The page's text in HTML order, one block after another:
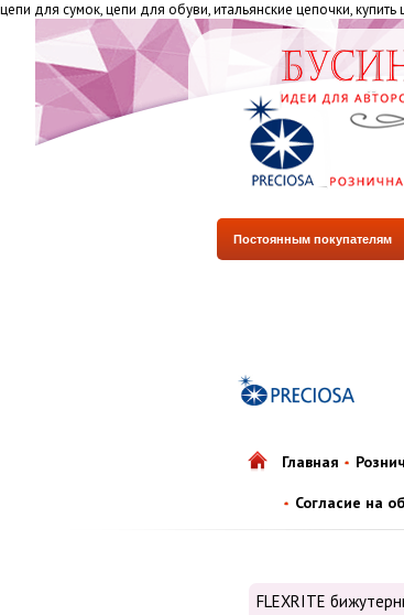
цепи для сумок, цепи для обуви, итальянские цепочки,
Постоянным покупателям
Главная
Согласие на
FLEXRITE